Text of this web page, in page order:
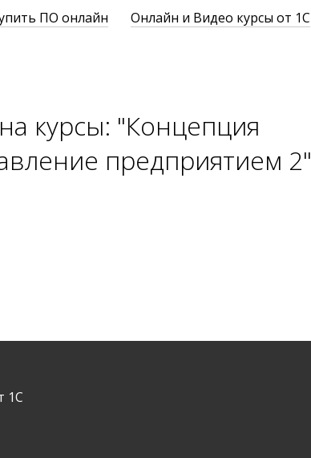
ПО онлайн
Онлайн и Видео курсы от 1С
курсы: "Концепция
предприятием 2"
1С